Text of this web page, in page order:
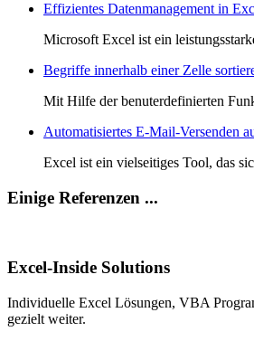
Effizientes Datenmanagement in
Microsoft Excel ist ein
Begriffe innerhalb einer Zelle
Mit Hilfe der benuterdefinierten
Automatisiertes E-Mail-Versenden
Excel ist ein vielseitiges Tool, das
Einige Referenzen ...
Excel-Inside Solutions
Individuelle Excel Lösungen, VBA
gezielt weiter.